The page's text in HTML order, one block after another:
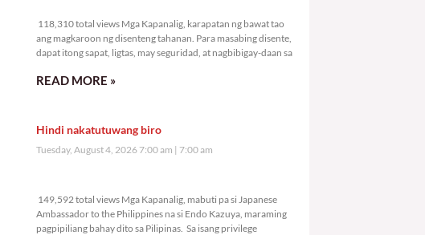
118,310 total views Mga Kapanalig, karapatan ng bawat tao
ang magkaroon ng disenteng tahanan. Para masabing disente,
dapat itong sapat, ligtas, may seguridad, at nagbibigay-daan sa
READ MORE »
Hindi nakatutuwang biro
Tuesday, August 4, 2026 7:00 am 7:00 am
149,592 total views Mga Kapanalig, mabuti pa si Japanese
Ambassador to the Philippines na si Endo Kazuya, maraming
pagpipiliang bahay dito sa Pilipinas. Sa isang privilege